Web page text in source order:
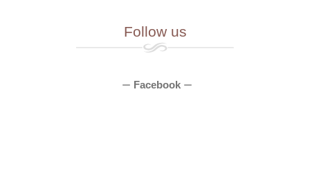
Follow us
ー Facebook ー